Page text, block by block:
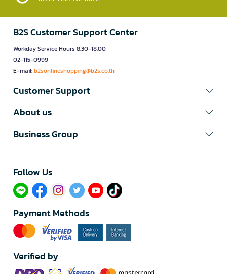
B2S Customer Support Center
Workday Service Hours 8.30-18.00
02-115-0999
E-mail:b2sonlineshopping@b2s.co.th
Customer Support
About us
Business Group
Follow Us​
Payment Methods
Verified by